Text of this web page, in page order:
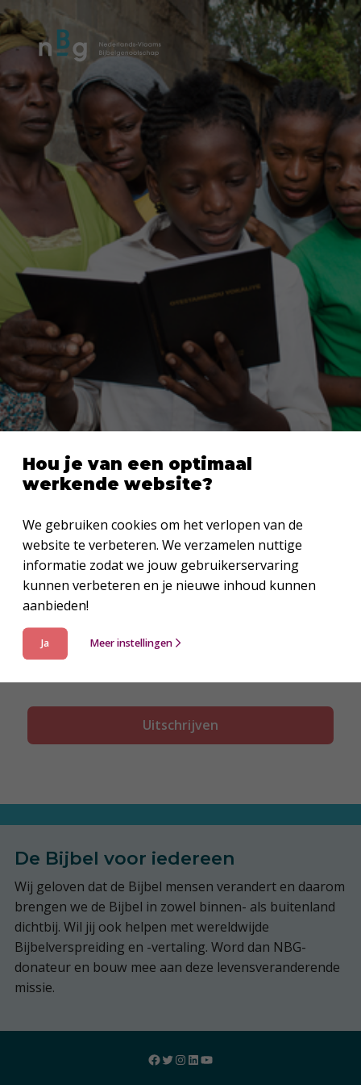
Jouw e-mailadres
Je kunt dit veld niet bewerken
Klik op de ‘Uitschrijven’ knop om je uit te
schrijven voor de Webshop nieuwsbrief
De Bijbel voor iedereen
Wij geloven dat de Bijbel mensen verandert en daarom
brengen we de Bijbel in zowel binnen- als buitenland
dichtbij. Wil jij ook helpen met wereldwijde
Bijbelverspreiding en -vertaling. Word dan NBG-
donateur en bouw mee aan deze levensveranderende
missie.
Facebook Twitter Instagram LinkedIn YouTube
Hou je van een optimaal
werkende website?
We gebruiken cookies om het verlopen van de
website te verbeteren. We verzamelen nuttige
informatie zodat we jouw gebruikerservaring
kunnen verbeteren en je nieuwe inhoud kunnen
aanbieden!
Ja Meer instellingen